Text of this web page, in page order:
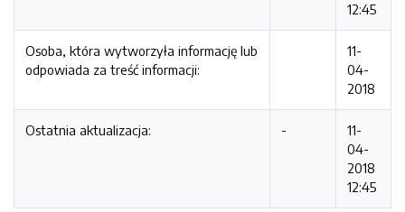
12:45
Osoba, która wytworzyła informację lub
odpowiada za treść informacji:
11-
04-
2018
Ostatnia aktualizacja: -
11-
04-
2018
12:45